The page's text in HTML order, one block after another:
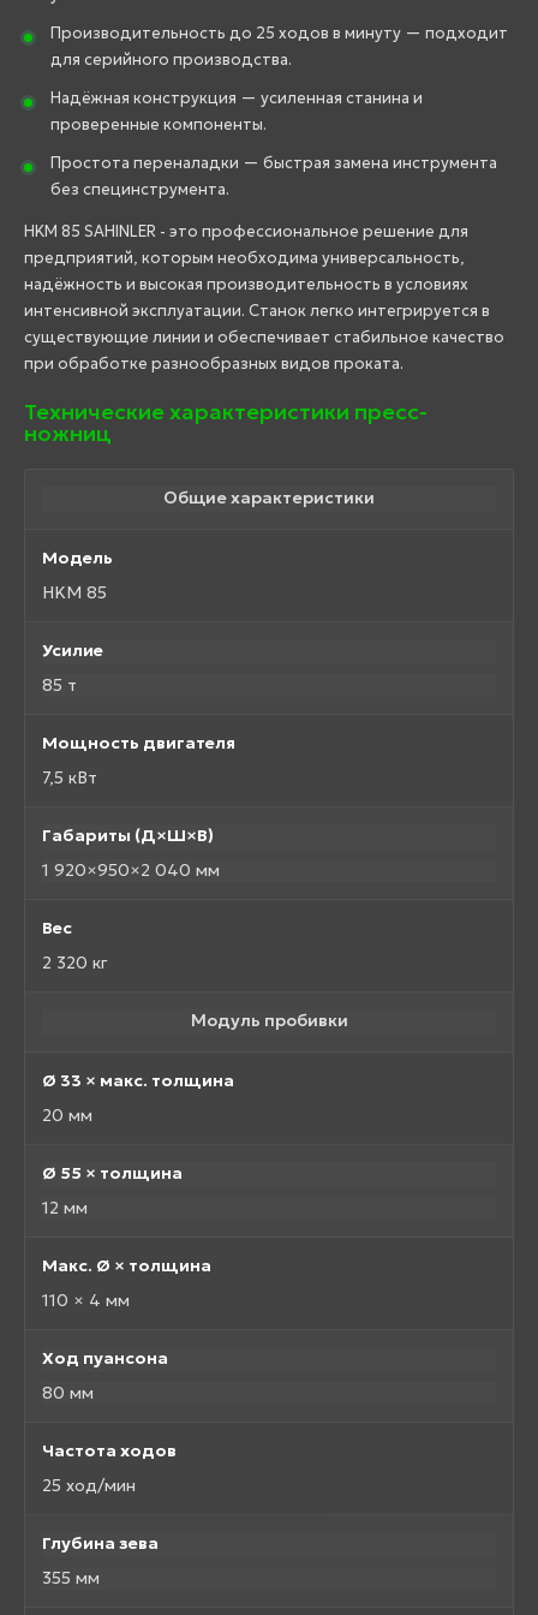
Производительность до 25 ходов в минуту — подходит
для серийного производства.
Надёжная конструкция — усиленная станина и
проверенные компоненты.
Простота переналадки — быстрая замена инструмента
без специнструмента.
HKM 85 SAHINLER - это профессиональное решение для
предприятий, которым необходима универсальность,
надёжность и высокая производительность в условиях
интенсивной эксплуатации. Станок легко интегрируется в
существующие линии и обеспечивает стабильное качество
при обработке разнообразных видов проката.
Технические характеристики пресс-
ножниц
Общие характеристики
Модель
HKM 85
Усилие
85 т
Мощность двигателя
7,5 кВт
Габариты (Д×Ш×В)
1 920×950×2 040 мм
Вес
2 320 кг
Модуль пробивки
Ø 33 × макс. толщина
20 мм
Ø 55 × толщина
12 мм
Макс. Ø × толщина
110 × 4 мм
Ход пуансона
80 мм
Частота ходов
25 ход/мин
Глубина зева
355 мм